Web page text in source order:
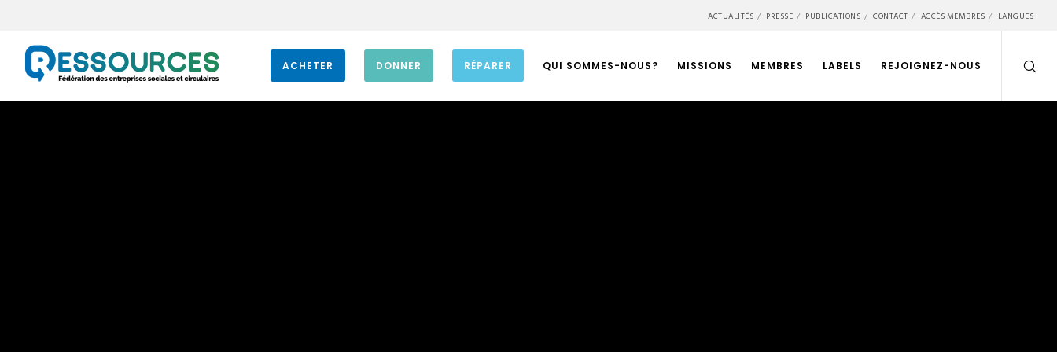
ACTUALITÉS PRESSE PUBLICATIONS CONTACT ACCÈS MEMBRES LANGUES
ACHETER DONNER RÉPARER QUI SOMMES-NOUS? MISSIONS MEMBRES LABELS REJOIGNEZ-NOUS